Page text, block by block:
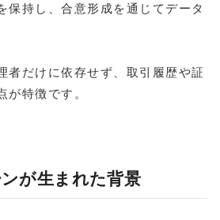
保持し、合意形成を通じてデータ
者だけに依存せず、取引履歴や証
が特徴です。
が生まれた背景